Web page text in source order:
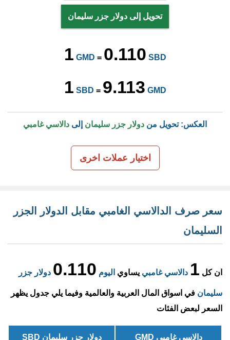
تحويل إلى دولار جزر سليمان
1 GMD = 0.110 SBD
1 SBD = 9.113 GMD
العكس: تحويل من دولار جزر سليمان إلى دالاسي غامبي
اختيار عملات اخرى
سعر صرف الدالاسي الغامبي مقابل الدولار الجزر
السليمان
ان كل 1 دالاسي غامبي يساوي اليوم 0.110 دولار جزر
سليمان في اسواق المال العربية والعالمية وفيما يلي جدول يظهر
السعر لبعض الفئات
دالاسي غامبي GMD دولار جزر سليمان SBD